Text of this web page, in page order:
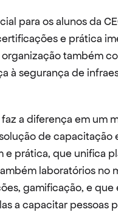
para os alunos da
e prática
organização também
à segurança de
a diferença em um
de capacitação
e prática, que unifica
laboratórios no
gamificação, e que
a capacitar pessoas